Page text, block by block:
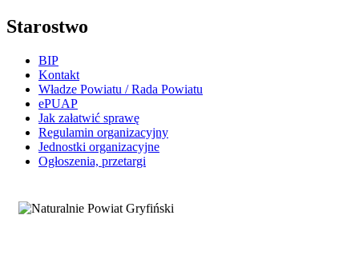
Starostwo
BIP
Kontakt
Władze Powiatu / Rada Powiatu
ePUAP
Jak załatwić sprawę
Regulamin organizacyjny
Jednostki organizacyjne
Ogłoszenia, przetargi